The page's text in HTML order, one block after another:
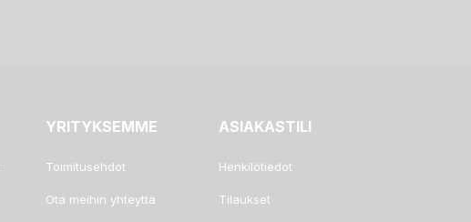
YRITYKSEMME
Toimitusehdot
Ota meihin yhteyttä
ASIAKASTILI
Henkilötiedot
Tilaukset